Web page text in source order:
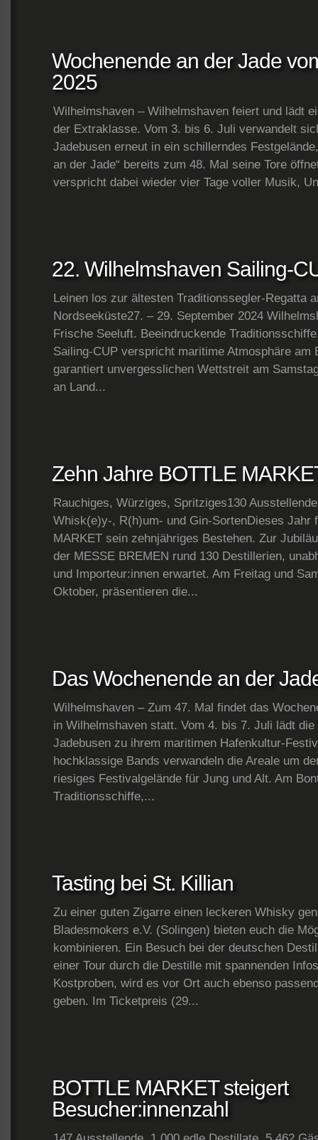
Wochenende an der Jade
2025
Wilhelmshaven – Wilhelmshaven feiert und lädt
der Extraklasse. Vom 3. bis 6. Juli verwandelt
Jadebusen erneut in ein schillerndes
an der Jade“ bereits zum 48. Mal seine Tore
verspricht dabei wieder vier Tage voller Musik,
22. Wilhelmshaven Sailing-
Leinen los zur ältesten Traditionssegler-Regatta
Nordseeküste27. – 29. September 2024
Frische Seeluft. Beeindruckende
Sailing-CUP verspricht maritime Atmosphäre am
garantiert unvergesslichen Wettstreit am
an Land...
Zehn Jahre BOTTLE
Rauchiges, Würziges, Spritziges130
Whisk(e)y-, R(h)um- und Gin-SortenDieses Jahr
MARKET sein zehnjähriges Bestehen. Zur
der MESSE BREMEN rund 130 Destillerien,
und Importeur:innen erwartet. Am Freitag und
Oktober, präsentieren die...
Das Wochenende an der
Wilhelmshaven – Zum 47. Mal findet das
in Wilhelmshaven statt. Vom 4. bis 7. Juli lädt die
Jadebusen zu ihrem maritimen Hafenkultur-
hochklassige Bands verwandeln die Areale um
riesiges Festivalgelände für Jung und Alt. Am
Traditionsschiffe,...
Tasting bei St. Killian
Zu einer guten Zigarre einen leckeren Whisky
Bladesmokers e.V. (Solingen) bieten euch die
kombinieren. Ein Besuch bei der deutschen
einer Tour durch die Destille mit spannenden
Kostproben, wird es vor Ort auch ebenso
geben. Im Ticketpreis (29...
BOTTLE MARKET steigert
Besucher:innenzahl